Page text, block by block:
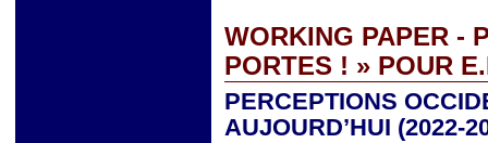
WORKING PAPER -
PORTES ! » POUR
PERCEPTIONS
AUJOURD’HUI (2022-